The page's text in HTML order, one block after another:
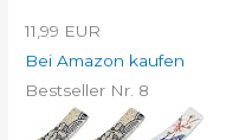
11,99 EUR
Bei Amazon kaufen
Bestseller Nr. 8